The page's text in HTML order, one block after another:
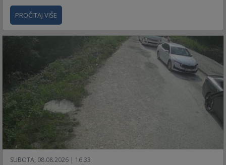
PROČITAJ VIŠE
SUBOTA, 08.08.2026 | 16:33